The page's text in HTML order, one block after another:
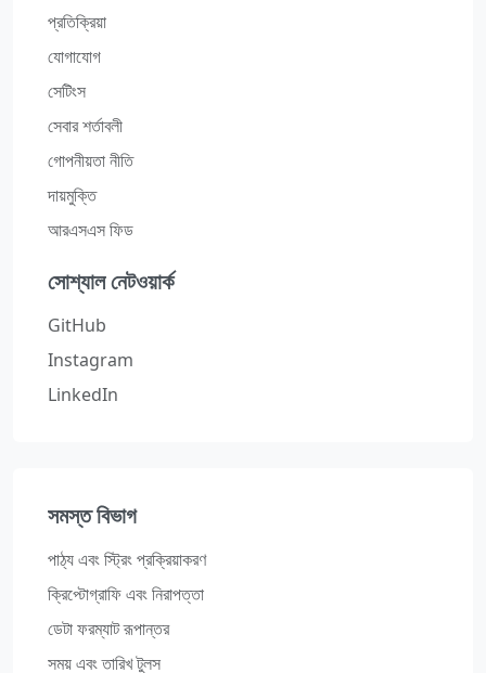
প্রতিক্রিয়া
যোগাযোগ
সেটিংস
সেবার শর্তাবলী
গোপনীয়তা নীতি
দায়মুক্তি
আরএসএস ফিড
সোশ্যাল নেটওয়ার্ক
GitHub
Instagram
LinkedIn
সমস্ত বিভাগ
পাঠ্য এবং স্ট্রিং প্রক্রিয়াকরণ
ক্রিপ্টোগ্রাফি এবং নিরাপত্তা
ডেটা ফরম্যাট রূপান্তর
সময় এবং তারিখ টুলস